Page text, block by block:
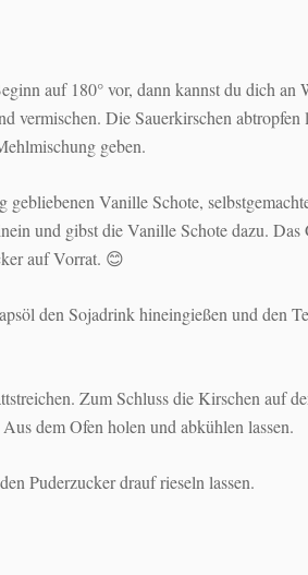
auf 180° vor, dann kannst du dich
vermischen. Die Sauerkirschen
geben.
gebliebenen Vanille Schote,
und gibst die Vanille Schote dazu. Das
auf Vorrat. 😊
den Sojadrink hineingießen und den
Zum Schluss die Kirschen auf
dem Ofen holen und abkühlen lassen.
Puderzucker drauf rieseln lassen.